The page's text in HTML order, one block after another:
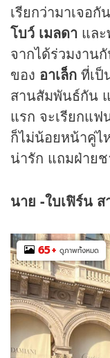
เรียกว่ามาเจอ
โบว์ เมลดา แล
จากได้ร่วมงาน
ของ อาเล็ก ที่เป็
สานสัมพันธ์กัน
แรก จะเรียกแ
ก็ไม่น้อยหน้าคู่ไ
น่ารัก แถมฝ่าย
นาย -ใบเฟิร์น
65+ ดูภาพทั้งหมด